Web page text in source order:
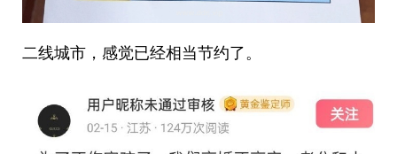
二线城市，感觉已经相当节约了。 ​​​